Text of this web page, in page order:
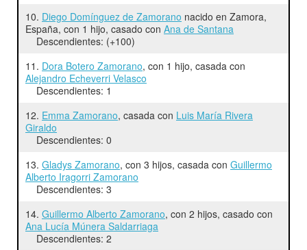
10. Diego Domínguez de Zamorano nacido en Zamora,
España, con 1 hijo, casado con Ana de Santana
Descendientes: (+100)
11. Dora Botero Zamorano, con 1 hijo, casada con
Alejandro Echeverri Velasco
Descendientes: 1
12. Emma Zamorano, casada con Luis María Rivera
Giraldo
Descendientes: 0
13. Gladys Zamorano, con 3 hijos, casada con Guillermo
Alberto Iragorri Zamorano
Descendientes: 3
14. Guillermo Alberto Zamorano, con 2 hijos, casado con
Ana Lucía Múnera Saldarriaga
Descendientes: 2